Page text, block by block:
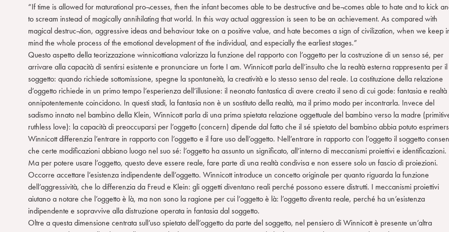
“If time is allowed for maturational pro¬cesses, then the infant becomes able to be destructive and be¬comes able to hate and to kick
to scream instead of magically annihilating that world. In this way actual aggression is seen to be an achievement. As compared with
magical destruc¬tion, aggressive ideas and behaviour take on a positive value, and hate becomes a sign of civilization, when we keep
mind the whole process of the emotional development of the individual, and especially the earliest stages.”
Questo aspetto della teorizzazione winnicottiana valorizza la funzione del rapporto con l’oggetto per la costruzione di un senso sé, per
arrivare alla capacità di sentirsi esistente e pronunciare un forte I am. Winnicott parla dell’insulto che la realtà esterna rappresenta per il
soggetto: quando richiede sottomissione, spegne la spontaneità, la creatività e lo stesso senso del reale. La costituzione della relazione
d’oggetto richiede in un primo tempo l’esperienza dell’illusione: il neonato fantastica di avere creato il seno di cui gode: fantasia e realtà
onnipotentemente coincidono. In questi stadi, la fantasia non è un sostituto della realtà, ma il primo modo per incontrarla. Invece del
sadismo innato nel bambino della Klein, Winnicott parla di una prima spietata relazione oggettuale del bambino verso la madre
ruthless love): la capacità di preoccuparsi per l’oggetto (concern) dipende dal fatto che il sé spietato del bambino abbia potuto
Winnicott differenzia l’entrare in rapporto con l’oggetto e il fare uso dell’oggetto. Nell’entrare in rapporto con l’oggetto il soggetto
che certe modificazioni abbiano luogo nel suo sé: l’oggetto ha assunto un significato, all’interno di meccanismi proiettivi e identificazioni.
Ma per potere usare l’oggetto, questo deve essere reale, fare parte di una realtà condivisa e non essere solo un fascio di proiezioni.
Occorre accettare l’esistenza indipendente dell’oggetto. Winnicott introduce un concetto originale per quanto riguarda la funzione
dell’aggressività, che lo differenzia da Freud e Klein: gli oggetti diventano reali perché possono essere distrutti. I meccanismi proiettivi
aiutano a notare che l’oggetto è là, ma non sono la ragione per cui l’oggetto è là: l’oggetto diventa reale, perché ha un’esistenza
indipendente e sopravvive alla distruzione operata in fantasia dal soggetto.
Oltre a questa dimensione centrata sull’uso spietato dell’oggetto da parte del soggetto, nel pensiero di Winnicott è presente un’altra